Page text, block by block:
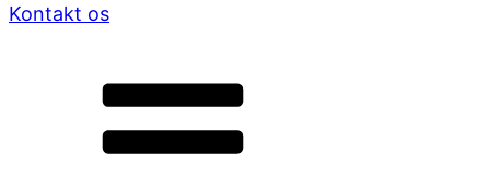
Kontakt os